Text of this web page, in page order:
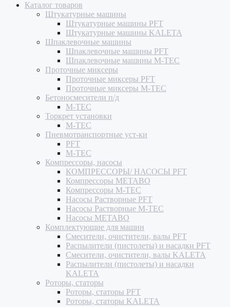
Каталог товаров
Штукатурные машины
Штукатурные машины PFT
Штукатурные машины KALETA
Шпаклевочные машины
Шпаклевочные машины PFT
Шпаклевочные машины M-TEC
Проточные миксеры
Проточные миксеры PFT
Проточные миксеры M-TEC
Бетоносмесители п/д
M-TEC
Торкрет установки
M-TEC
Пневмотранспортные уст-ки
PFT
M-TEC
Компрессоры, насосы
КОМПРЕССОРЫ/ НАСОСЫ PFT
Компрессоры METABO
Компрессоры M-TEC
Насосы Растворные PFT
Насосы Растворные M-TEC
Насосы METABO
Комплектующие для машин
Смесители, очистители, валы PFT
Распылители (пистолеты) и насадки PFT
Смесители, очистители, валы KALETA
Распылители (пистолеты) и насадки
KALETA
Роторы, статоры
Роторы, статоры PFT
Роторы, статоры KALETA